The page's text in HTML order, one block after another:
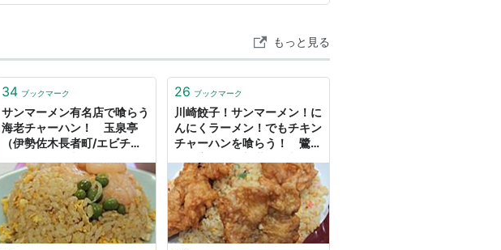
もっと見る
34 ブックマーク
サンマーメン有名店で喰らう
海老チャーハン！ 玉泉亭
（伊勢佐木長者町/エビチャ
け！東京のチャーハン炒飯ブ
ログ
26 ブックマーク
川崎餃子！サンマーメン！に
んにくラーメン！でもチキン
チャーハンを喰らう！ 鷺
ーハン と チャーハン は別
物？